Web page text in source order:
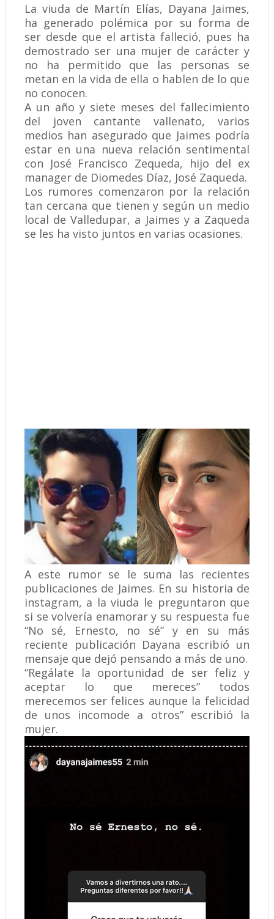
La viuda de Martín Elías, Dayana Jaimes,
ha generado polémica por su forma de
ser desde que el artista falleció, pues ha
demostrado ser una mujer de carácter y
no ha permitido que las personas se
metan en la vida de ella o hablen de lo que
no conocen.
A un año y siete meses del fallecimiento
del joven cantante vallenato, varios
medios han asegurado que Jaimes podría
estar en una nueva relación sentimental
con José Francisco Zequeda, hijo del ex
manager de Diomedes Díaz, José Zaqueda.
Los rumores comenzaron por la relación
tan cercana que tienen y según un medio
local de Valledupar, a Jaimes y a Zaqueda
se les ha visto juntos en varias ocasiones.
A este rumor se le suma las recientes
publicaciones de Jaimes. En su historia de
instagram, a la viuda le preguntaron que
si se volvería enamorar y su respuesta fue
“No sé, Ernesto, no sé” y en su más
reciente publicación Dayana escribió un
mensaje que dejó pensando a más de uno.
“Regálate la oportunidad de ser feliz y
aceptar lo que mereces” todos
merecemos ser felices aunque la felicidad
de unos incomode a otros” escribió la
mujer.